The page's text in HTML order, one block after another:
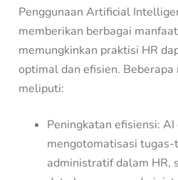
Penggunaan Artificial
memberikan berbagai
memungkinkan praktisi HR
optimal dan efisien.
meliputi:
Peningkatan efisiensi:
mengotomatisasi tugas-
administratif dalam HR,